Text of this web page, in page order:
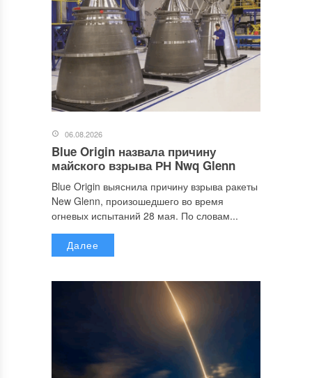
06.08.2026
Blue Origin назвала причину
майского взрыва РН Nwq Glenn
Blue Origin выяснила причину взрыва ракеты
New Glenn, произошедшего во время
огневых испытаний 28 мая. По словам...
Далее